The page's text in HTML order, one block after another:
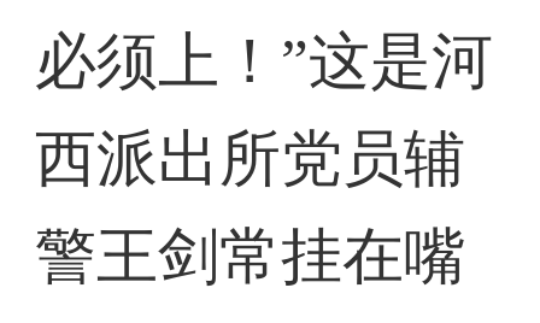
必须上！”这是河
西派出所党员辅
警王剑常挂在嘴